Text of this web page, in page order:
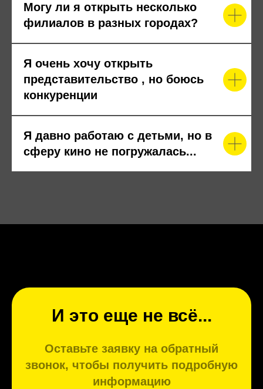
Могу ли я открыть несколько
филиалов в разных городах?
Я очень хочу открыть
представительство , но боюсь
конкуренции
Я давно работаю с детьми, но в
сферу кино не погружалась...
И это еще не всё...
Оставьте заявку на обратный
звонок, чтобы получить подробную
информацию